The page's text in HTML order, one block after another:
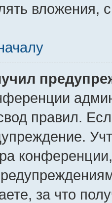
вложения,
правил.
за что